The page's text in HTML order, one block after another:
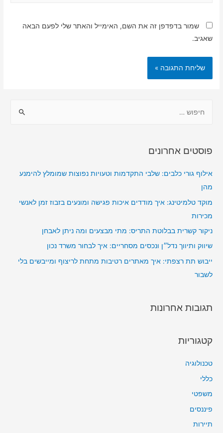
שמור בדפדפן זה את השם, האימייל והאתר שלי לפעם הבאה
שאגיב.
:
פוסטים אחרונים
אילוף גורי כלבים: שלבי התקדמות וטעויות נפוצות שמומלץ להימנע
מהן
מוקד טלמיטינג: איך מודדים איכות פגישה ומונעים בזבוז זמן לאנשי
מכירות
ניקור קשרית בבלוטת התריס: מתי מבצעים ומה ניתן לאבחן
שיווק ותיווך נדל״ן ונכסים מסחריים: איך לבחור משרד נכון
ייבוש תת רצפתי: איך מאתרים רטיבות מתחת לריצוף ומייבשים בלי
לשבור
תגובות אחרונות
קטגוריות
טכנולוגיה
כללי
משפטי
פיננסים
תיירות